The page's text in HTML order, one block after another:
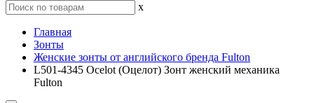
x
Главная
Зонты
Женские зонты от английского бренда Fulton
L501-4345 Ocelot (Оцелот) Зонт женский механика
Fulton